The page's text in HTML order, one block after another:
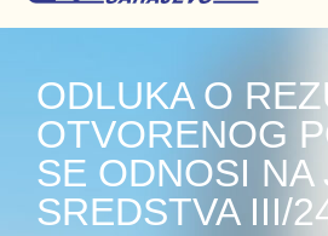
ODLUKA O
OTVORENOG
SE ODNOSI NA
SREDSTVA III/